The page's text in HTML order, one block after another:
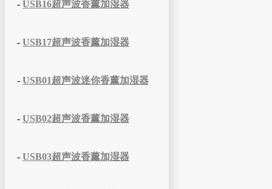
- USB16超声波香薰加湿器
- USB17超声波香薰加湿器
- USB01超声波迷你香薰加湿器
- USB02超声波香薰加湿器
- USB03超声波香薰加湿器